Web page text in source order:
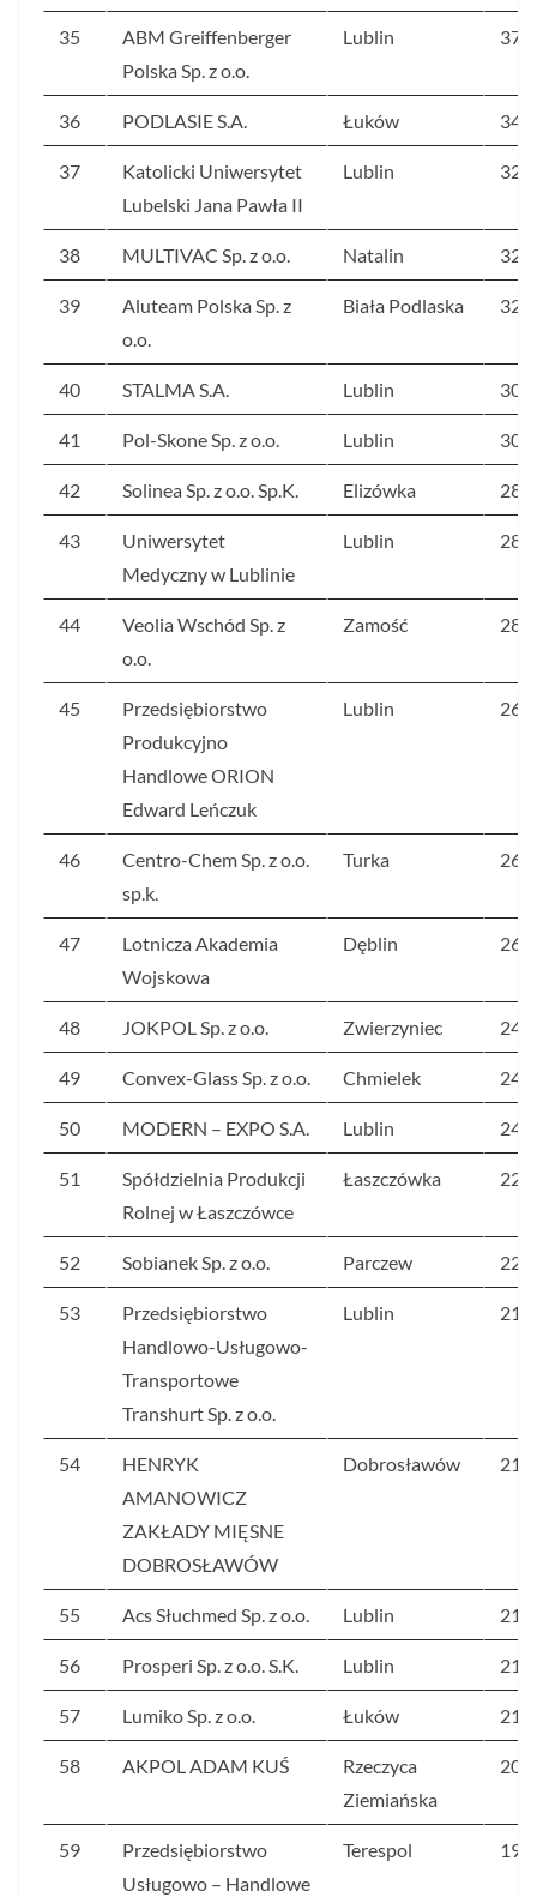
35
ABM Greiffenberger
Polska Sp. z o.o.
Lublin
36 PODLASIE S.A. Łuków
37
Katolicki Uniwersytet
Lubelski Jana Pawła II
Lublin
38 MULTIVAC Sp. z o.o. Natalin
39
Aluteam Polska Sp. z
o.o.
Biała Podlaska
40 STALMA S.A. Lublin
41 Pol-Skone Sp. z o.o. Lublin
42 Solinea Sp. z o.o. Sp.K. Elizówka
43
Uniwersytet
Medyczny w Lublinie
Lublin 289
44
Veolia Wschód Sp. z
o.o.
Zamość
45
Przedsiębiorstwo
Produkcyjno
Handlowe ORION
Edward Leńczuk
Lublin
46
Centro-Chem Sp. z o.o.
sp.k.
Turka
47
Lotnicza Akademia
Wojskowa
Dęblin 265
48 JOKPOL Sp. z o.o. Zwierzyniec
49 Convex-Glass Sp. z o.o. Chmielek
50 MODERN – EXPO S.A. Lublin 240
51
Spółdzielnia Produkcji
Rolnej w Łaszczówce
Łaszczówka
52 Sobianek Sp. z o.o. Parczew
53
Przedsiębiorstwo
Handlowo-Usługowo-
Transportowe
Transhurt Sp. z o.o.
Lublin 217
54
HENRYK
AMANOWICZ
ZAKŁADY MIĘSNE
DOBROSŁAWÓW
Dobrosławów
55 Acs Słuchmed Sp. z o.o. Lublin
56 Prosperi Sp. z o.o. S.K. Lublin
57 Lumiko Sp. z o.o. Łuków
58 AKPOL ADAM KUŚ
Rzeczyca
Ziemiańska
59
Przedsiębiorstwo
Usługowo – Handlowe
Terespol